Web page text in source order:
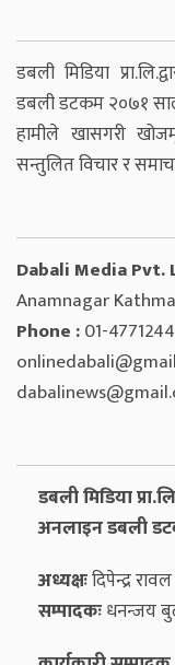
डबली मिडिया
डबली डटकम २०७१
हामीले खासगरी
सन्तुलित विचार र
Dabali Media Pvt.
Anamnagar
Phone :01-4771244
डबली मिडिया
अनलाइन डबली
अध्यक्षःदिपेन्द्र रावल
सम्पादकःधनन्‍जय